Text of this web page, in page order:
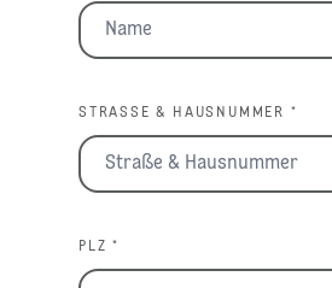
STRASSE & HAUSNUMMER *
PLZ *